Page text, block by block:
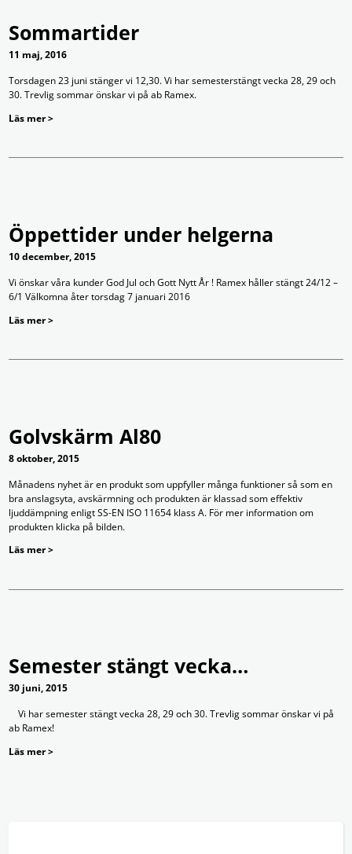
Sommartider
11 maj, 2016
Torsdagen 23 juni stänger vi 12,30. Vi har semesterstängt vecka 28, 29 och
30. Trevlig sommar önskar vi på ab Ramex.
Läs mer >
Öppettider under helgerna
10 december, 2015
Vi önskar våra kunder God Jul och Gott Nytt År ! Ramex håller stängt 24/12 –
6/1 Välkomna åter torsdag 7 januari 2016
Läs mer >
Golvskärm Al80
8 oktober, 2015
Månadens nyhet är en produkt som uppfyller många funktioner så som en
bra anslagsyta, avskärmning och produkten är klassad som effektiv
ljuddämpning enligt SS-EN ISO 11654 klass A. För mer information om
produkten klicka på bilden.
Läs mer >
Semester stängt vecka…
30 juni, 2015
Vi har semester stängt vecka 28, 29 och 30. Trevlig sommar önskar vi på
ab Ramex!
Läs mer >